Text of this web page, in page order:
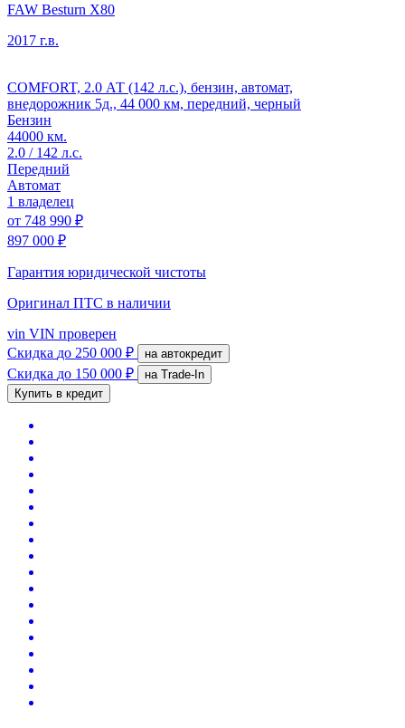
FAW Besturn X80
2017 г.в.
COMFORT, 2.0 АТ (142 л.с.), бензин, автомат,
внедорожник 5д., 44 000 км, передний, черный
Бензин
44000 км.
2.0 / 142 л.с.
Передний
Автомат
1 владелец
от 748 990 ₽
897 000 ₽
Гарантия юридической чистоты
Оригинал ПТС в наличии
vin VIN проверен
Скидка до 250 000 ₽ на автокредит
Скидка до 150 000 ₽
на Trade-In
Купить в кредит